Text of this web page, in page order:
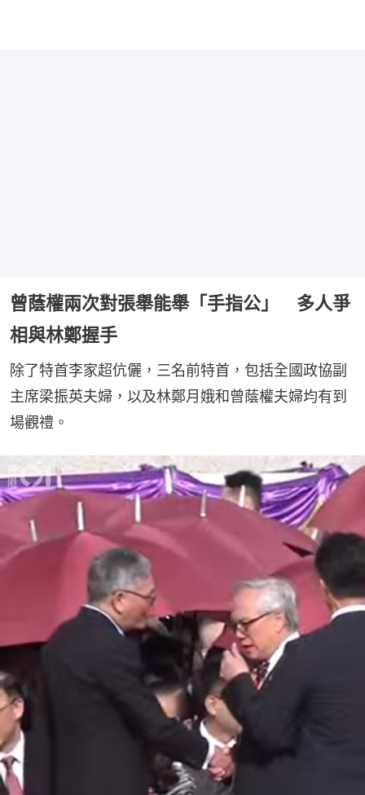
曾蔭權兩次對張舉能舉「手指公」 多人爭
相與林鄭握手
除了特首李家超伉儷，三名前特首，包括全國政協副
主席梁振英夫婦，以及林鄭月娥和曾蔭權夫婦均有到
場觀禮。